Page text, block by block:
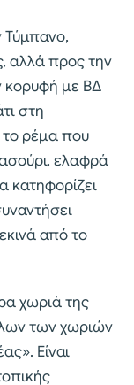
Τύμπανο,
αλλά προς την
κορυφή με ΒΔ
στη
ρέμα που
ελαφρά
κατηφορίζει
από το
χωριά της
των χωριών
Είναι